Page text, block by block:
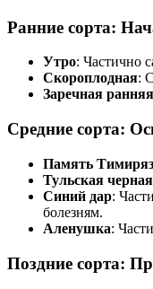
Ранние сорта:
Утро: Частично
Скороплодная:
Заречная ранняя
Средние сорта:
Память
Тульская черная
Синий дар:
болезням.
Аленушка:
Поздние сорта: